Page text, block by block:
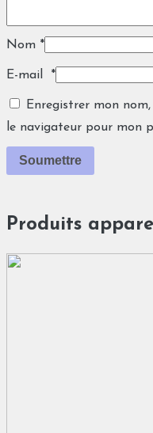
Nom *
E-mail *
Enregistrer mon
le navigateur pour mon
Produits